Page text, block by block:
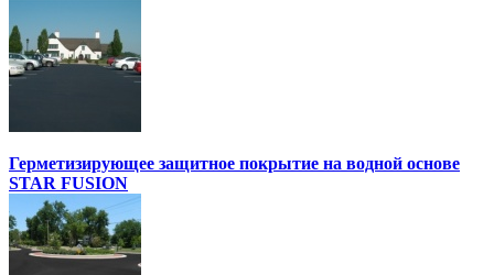
Герметизирующее защитное покрытие на водной основе
STAR FUSION